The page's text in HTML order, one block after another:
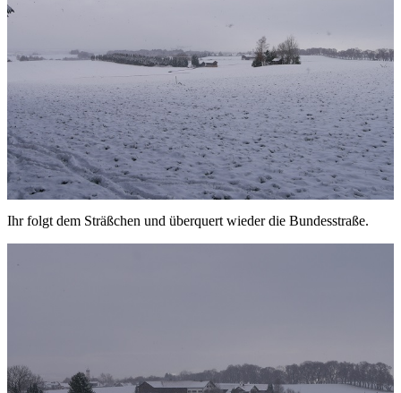
Ihr folgt dem Sträßchen und überquert wieder die Bundesstraße.